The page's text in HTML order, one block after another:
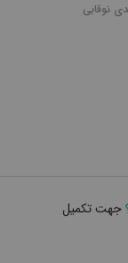
نوقابی
جهت تکمیل